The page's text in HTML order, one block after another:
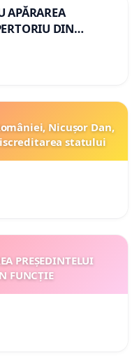
APĂRAREA
DIN
Nicușor Dan,
statului
PREȘEDINTELUI
FUNCȚIE